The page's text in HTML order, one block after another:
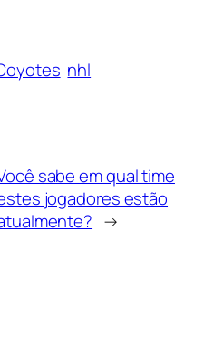
nhl
sabe em qual time
jogadores estão
→